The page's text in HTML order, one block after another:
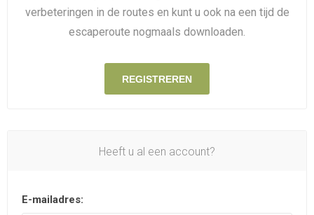
verbeteringen in de routes en kunt u ook na een tijd de
escaperoute nogmaals downloaden.
REGISTREREN
Heeft u al een account?
E-mailadres: